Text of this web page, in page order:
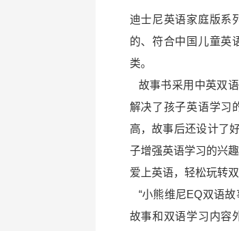
迪士尼英语家庭版系
的、符合中国儿童英
类。
故事书采用中英双
解决了孩子英语学习
高，故事后还设计了
子增强英语学习的兴
爱上英语，轻松玩转双
“小熊维尼EQ双语
故事和双语学习内容